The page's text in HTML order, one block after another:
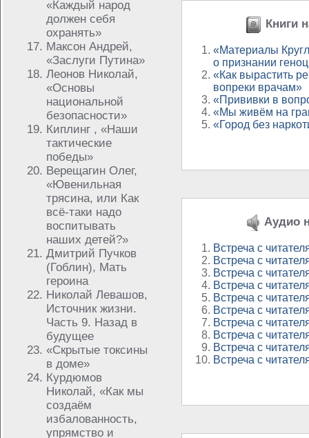
«Каждый народ
должен себя
охранять»
Максон Андрей,
«Заслуги Путина»
Леонов Николай,
«Основы
национальной
безопасности»
Киплинг , «Наши
тактические
победы»
Верещагин Олег,
«Ювенильная
трясина, или Как
всё-таки надо
воспитывать
наших детей?»
Дмитрий Пучков
(Гоблин), Мать
героина
Николай Левашов,
Источник жизни.
Часть 9. Назад в
будущее
«Скрытые токсины
в доме»
Курдюмов
Николай, «Как мы
создаём
избалованность,
упрямство и
Книги
«Материалы
о признании
«Как вырастить
вопреки врачам»
«Прививки в
«Мы живём на
«Город без
Аудио
Встреча с
Встреча с
Встреча с
Встреча с
Встреча с
Встреча с
Встреча с
Встреча с
Встреча с
Встреча с